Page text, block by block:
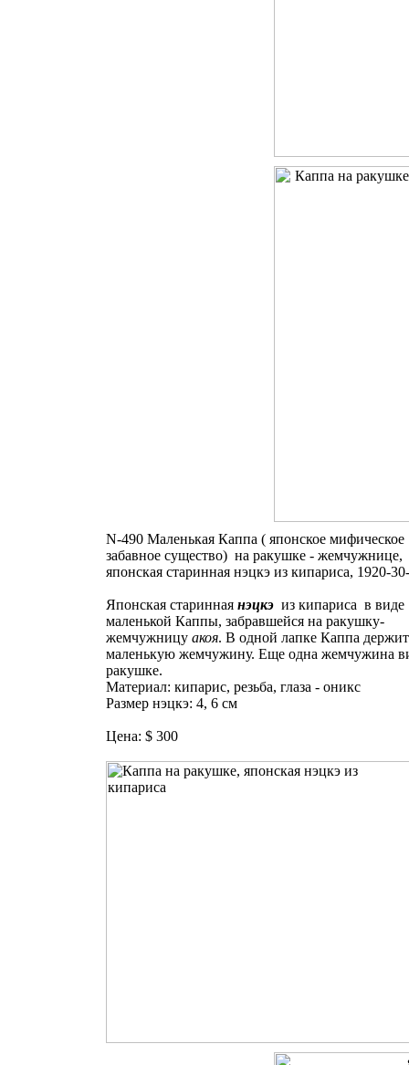
N-490 Маленькая Каппа ( японское мифическое
забавное существо) на ракушке - жемчужнице,
японская старинная нэцкэ из кипариса, 1920-30-
Японская старинная нэцкэиз кипариса в виде
маленькой Каппы, забравшейся на ракушку-
жемчужницу акоя. В одной лапке Каппа держит
маленькую жемчужину. Еще одна жемчужина
ракушке.
Материал: кипарис, резьба, глаза - оникс
Размер нэцкэ: 4, 6 см
Цена: $ 300